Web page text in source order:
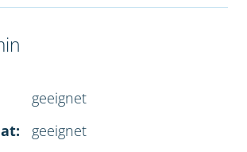
geeignet
geeignet